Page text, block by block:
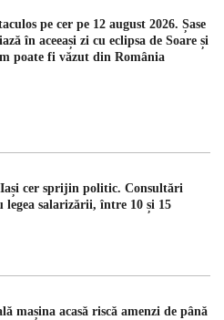
pe cer pe 12 august 2026. Șase
în aceeași zi cu eclipsa de Soare și
poate fi văzut din România
cer sprijin politic. Consultări
legea salarizării, între 10 și 15
mașina acasă riscă amenzi de până